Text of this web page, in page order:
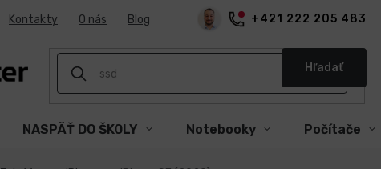
+421 222 205 483
Kontakty O nás Blog
Hľadať
NASPÄŤ DO ŠKOLY Notebooky Počítače